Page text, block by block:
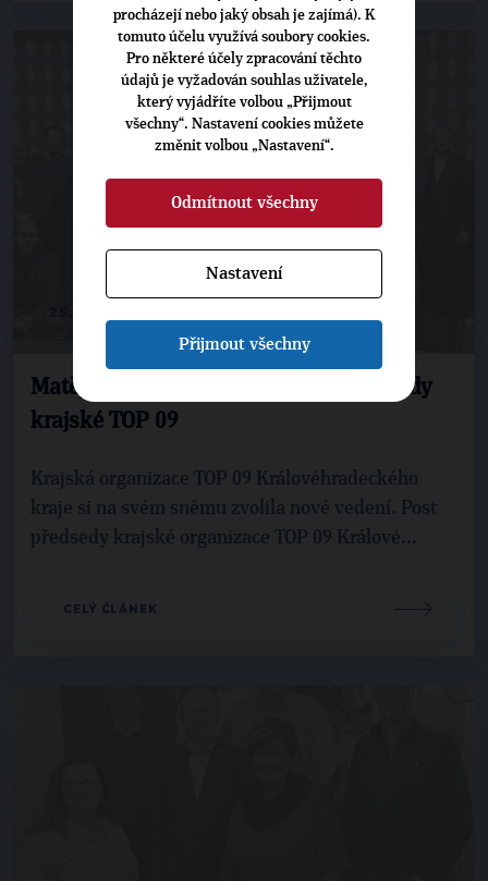
Matěj Ondřej Havel obhájil post předsedy
krajské TOP 09
Krajská organizace TOP 09 Královéhradeckého
kraje si na svém sněmu zvolila nové vedení. Post
předsedy krajské organizace TOP 09 Králové...
CELÝ ČLÁNEK
procházejí nebo jaký obsah je zajímá). K
tomuto účelu využívá soubory cookies.
Pro některé účely zpracování těchto
údajů je vyžadován souhlas uživatele,
který vyjádříte volbou „Přijmout
všechny“. Nastavení cookies můžete
změnit volbou „Nastavení“.
Odmítnout všechny
Nastavení
Přijmout všechny